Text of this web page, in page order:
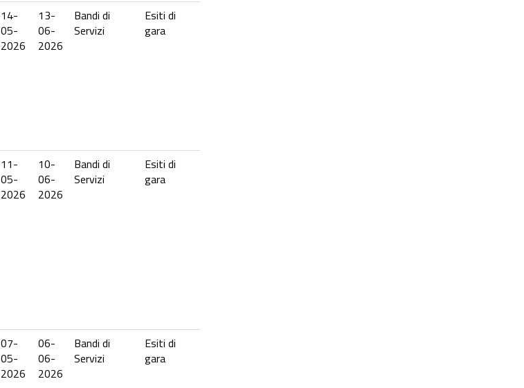
14-
05-
2026
13-
06-
2026
Bandi di
Servizi
Esiti di
gara
11-
05-
2026
10-
06-
2026
Bandi di
Servizi
Esiti di
gara
07-
05-
2026
06-
06-
2026
Bandi di
Servizi
Esiti di
gara